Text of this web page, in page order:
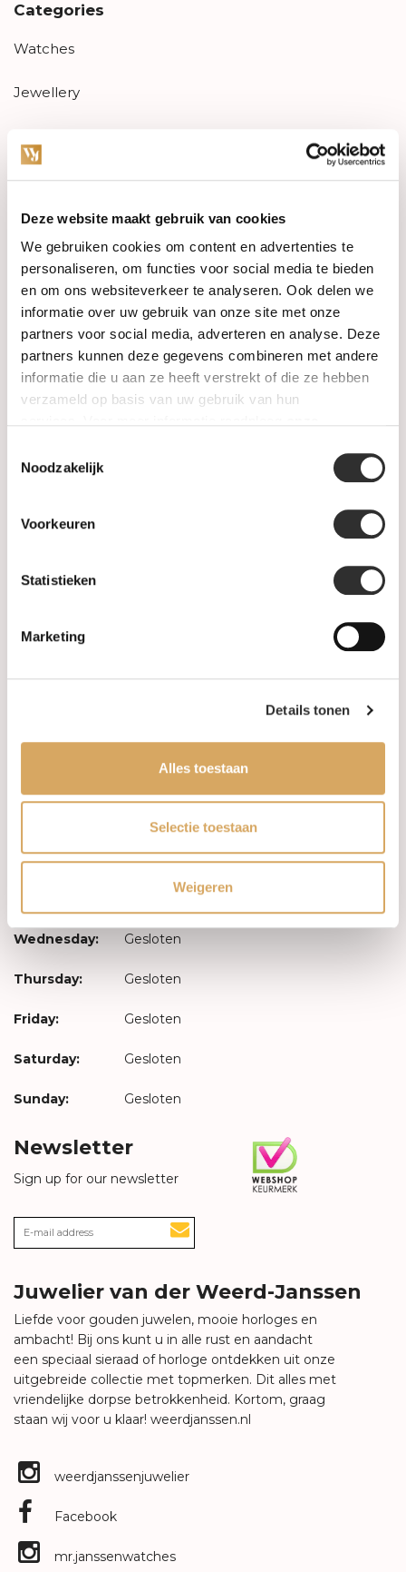
Deze website maakt gebruik van cookies
We gebruiken cookies om content en advertenties te
personaliseren, om functies voor social media te bieden
en om ons websiteverkeer te analyseren. Ook delen we
informatie over uw gebruik van onze site met onze
partners voor social media, adverteren en analyse. Deze
partners kunnen deze gegevens combineren met andere
informatie die u aan ze heeft verstrekt of die ze hebben
verzameld op basis van uw gebruik van hun
Noodzakelijk
Voorkeuren
Statistieken
Marketing
Details tonen
Alles toestaan
Selectie toestaan
Weigeren
Categories
Watches
Jewellery
PRE-OWNED
Luxury Accessories
Maatwerk
Gents Jewelry
SALE
Information
Levertijd & verzendkosten
Monday: Gesloten
Wednesday: Gesloten
Thursday: Gesloten
Friday: Gesloten
Saturday: Gesloten
Sunday: Gesloten
Newsletter
Sign up for our newsletter
Juwelier van der Weerd-Janssen
Liefde voor gouden juwelen, mooie horloges en
ambacht! Bij ons kunt u in alle rust en aandacht
een speciaal sieraad of horloge ontdekken uit onze
uitgebreide collectie met topmerken. Dit alles met
vriendelijke dorpse betrokkenheid. Kortom, graag
staan wij voor u klaar! weerdjanssen.nl
weerdjanssenjuwelier
Facebook
mr.janssenwatches